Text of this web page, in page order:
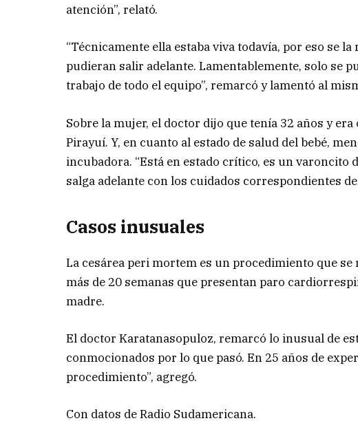
atención”, relató.
“Técnicamente ella estaba viva todavía, por eso se
pudieran salir adelante. Lamentablemente, solo se
trabajo de todo el equipo”, remarcó y lamentó al
Sobre la mujer, el doctor dijo que tenía 32 años y
Pirayuí. Y, en cuanto al estado de salud del bebé,
incubadora. “Está en estado crítico, es un varoncito
salga adelante con los cuidados correspondientes
Casos inusuales
La cesárea peri mortem es un procedimiento que
más de 20 semanas que presentan paro
madre.
El doctor Karatanasopuloz, remarcó lo inusual de
conmocionados por lo que pasó. En 25 años de
procedimiento”, agregó.
Con datos de Radio Sudamericana.